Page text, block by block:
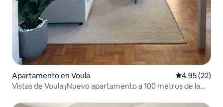
Apartamento en Voula Calificación
4.95 (22)
Vistas de Voula ¡Nuevo apartamento a 100 metros de la